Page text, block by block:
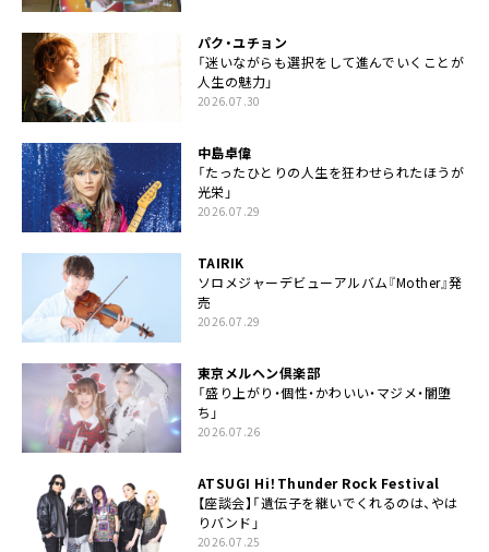
パク・ユチョン
「迷いながらも選択をして進んでいくことが
人生の魅力」
2026.07.30
中島卓偉
「たったひとりの人生を狂わせられたほうが
光栄」
2026.07.29
TAIRIK
ソロメジャーデビューアルバム『Mother』発
売
2026.07.29
東京メルヘン倶楽部
「盛り上がり・個性・かわいい・マジメ・闇堕
ち」
2026.07.26
ATSUGI Hi！Thunder Rock Festival
【座談会】「遺伝子を継いでくれるのは、やは
りバンド」
2026.07.25